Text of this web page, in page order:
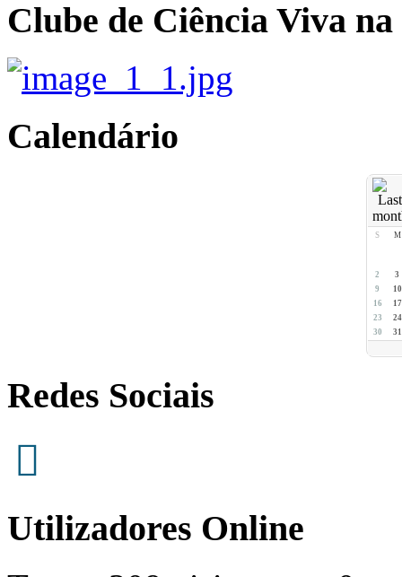
Clube de Ciência Viva
Calendário
S M
2
3
9
10
16
17
23
24
30
31
Redes Sociais
Utilizadores Online